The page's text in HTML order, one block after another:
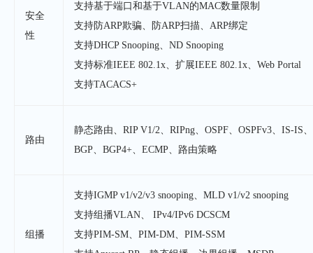
安全
性
支持基于端口和基于VLAN的MAC数量限制
支持防ARP欺骗、防ARP扫描、ARP绑定
支持DHCP Snooping、ND Snooping
支持标准IEEE 802.1x、扩展IEEE 802.1x、Web Portal
支持TACACS+
路由
静态路由、RIP V1/2、RIPng、OSPF、OSPFv3、IS-IS
BGP、BGP4+、ECMP、路由策略
组播
支持IGMP v1/v2/v3 snooping、MLD v1/v2 snooping
支持组播VLAN、 IPv4/IPv6 DCSCM
支持PIM-SM、PIM-DM、PIM-SSM